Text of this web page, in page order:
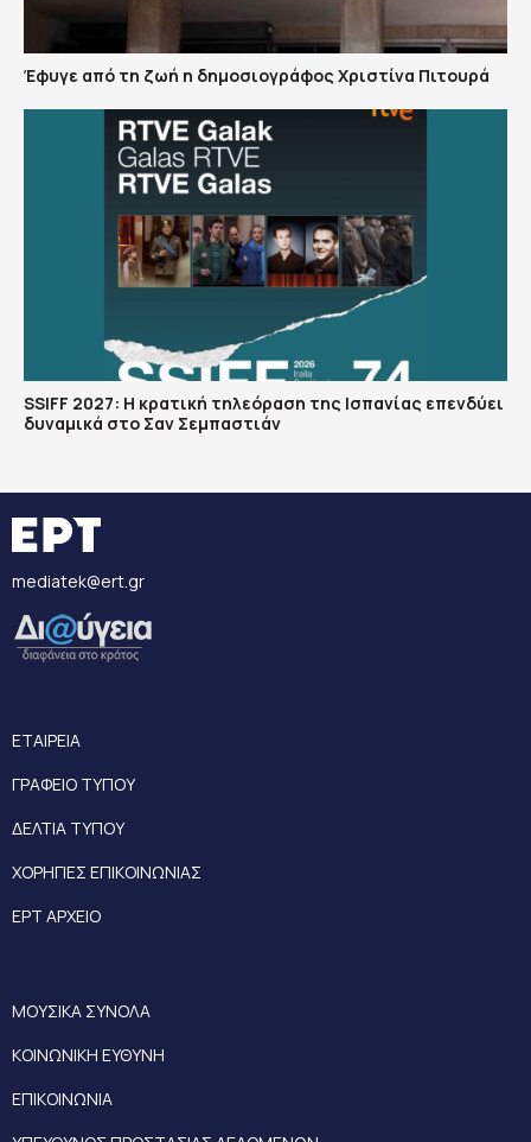
Έφυγε από τη ζωή η δημοσιογράφος Χριστίνα Πιτουρά
SSIFF 2027: Η κρατική τηλεόραση της Ισπανίας επενδύει
δυναμικά στο Σαν Σεμπαστιάν
mediatek@ert.gr
ΕΤΑΙΡΕΙΑ
ΓΡΑΦΕΙΟ ΤΥΠΟΥ
ΔΕΛΤΙΑ ΤΥΠΟΥ
ΧΟΡΗΓΙΕΣ ΕΠΙΚΟΙΝΩΝΙΑΣ
ΕΡΤ ΑΡΧΕΙΟ
ΜΟΥΣΙΚΑ ΣΥΝΟΛΑ
ΚΟΙΝΩΝΙΚΗ ΕΥΘΥΝΗ
ΕΠΙΚΟΙΝΩΝΙΑ